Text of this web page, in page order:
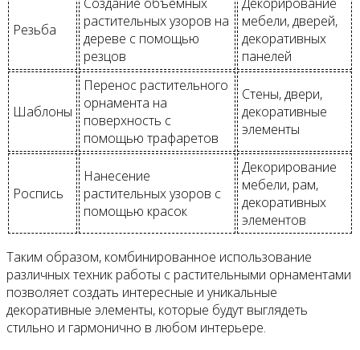
Резьба
растительных узоров на
дереве с помощью
резцов
мебели, дверей,
декоративных
панелей
Шаблоны
Перенос растительного
орнамента на
поверхность с
помощью трафаретов
Стены, двери,
декоративные
элементы
Роспись
Нанесение
растительных узоров с
помощью красок
Декорирование
мебели, рам,
декоративных
элементов
Таким образом, комбинированное использование
различных техник работы с растительными орнаментами
позволяет создать интересные и уникальные
декоративные элементы, которые будут выглядеть
стильно и гармонично в любом интерьере.